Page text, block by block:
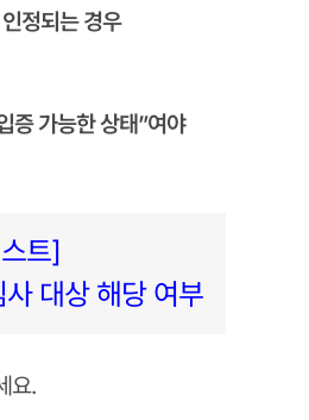
정되는 경우
증 가능한 상태”여야
트]
대상 해당 여부
요.